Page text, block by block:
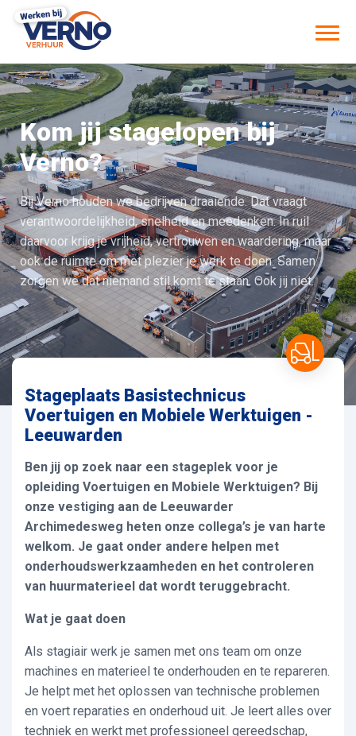
Kom jij stagelopen bij
Verno?
Bij Verno houden we bedrijven draaiende. Dat vraagt
verantwoordelijkheid, snelheid en meedenken. In ruil
daarvoor krijg je vrijheid, vertrouwen en waardering, maar
ook de ruimte om met plezier je werk te doen. Samen
zorgen we dat niemand stil komt te staan. Ook jij niet.
Stageplaats Basistechnicus
Voertuigen en Mobiele Werktuigen -
Leeuwarden
Ben jij op zoek naar een stageplek voor je
opleiding Voertuigen en Mobiele Werktuigen? Bij
onze vestiging aan de Leeuwarder
Archimedesweg heten onze collega’s je van harte
welkom. Je gaat onder andere helpen met
onderhoudswerkzaamheden en het controleren
van huurmaterieel dat wordt teruggebracht.
Wat je gaat doen
Als stagiair werk je samen met ons team om onze
machines en materieel te onderhouden en te repareren.
Je helpt met het oplossen van technische problemen
en voert reparaties en onderhoud uit. Je leert alles over
techniek en werkt met professioneel gereedschap,